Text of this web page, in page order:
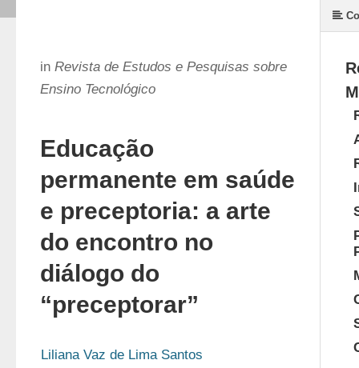
in Revista de Estudos e Pesquisas sobre
Ensino Tecnológico
Educação
permanente em saúde
e preceptoria: a arte
do encontro no
diálogo do
“preceptorar”
Liliana Vaz de Lima Santos